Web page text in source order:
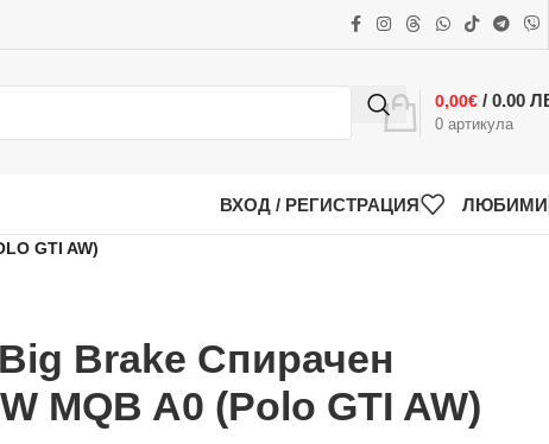
0 артикула
0,00€ / 0.00
ВХОД / РЕГИСТРАЦИЯ ЛЮБИМИ
GTI AW)
Brake Спирачен
MQB A0 (Polo GTI AW)